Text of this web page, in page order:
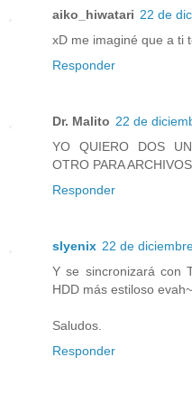
aiko_hiwatari 22 de
xD me imaginé que a ti
Responder
Dr. Malito 22 de
YO QUIERO DOS
OTRO PARA
Responder
slyenix 22 de
Y se sincronizará con
HDD más estiloso evah~
Saludos.
Responder